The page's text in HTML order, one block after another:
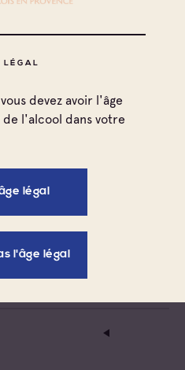
LÉGAL
devez avoir l'âge
l'alcool dans votre
légal
l'âge légal
Lome